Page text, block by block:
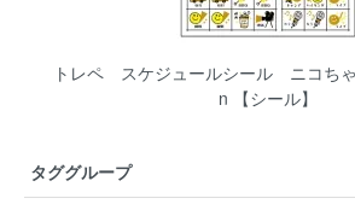
トレペ スケジュールシール ニコち
n 【シール】
タググループ